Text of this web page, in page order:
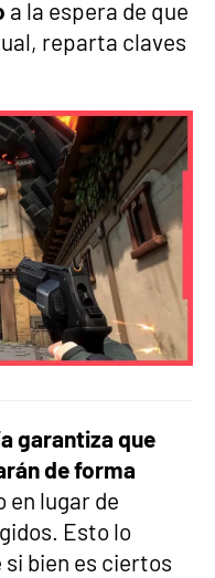
a la espera de que
reparta claves
garantiza que
de forma
en lugar de
Esto lo
bien es ciertos